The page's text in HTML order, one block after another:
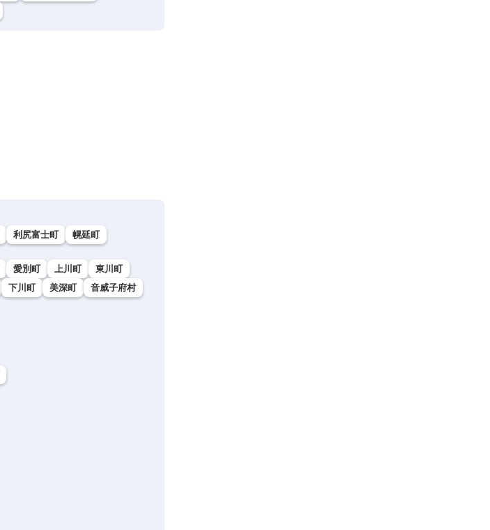
利尻富士町 幌延町
愛別町 上川町
東川町
下川町 美深町
音威子府村